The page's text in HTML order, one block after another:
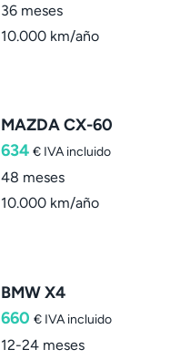
36 meses
10.000 km/año
MAZDA CX-60
634 € IVA incluido
48 meses
10.000 km/año
BMW X4
660 € IVA incluido
12-24 meses